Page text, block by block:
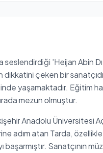
seslendirdiği 'Heijan Abin
dikkatini çeken bir
yaşamaktadır. Eğitim
mezun olmuştur.
Anadolu Üniversitesi
adım atan Tarda, özellikle
başarmıştır. Sanatçının